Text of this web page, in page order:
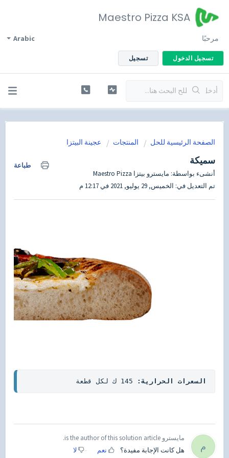
Maestro Pizza KSA
Arabic مرحبًا
تسجيل الدخول تسجيل
الصفحة الرئيسية للحل المنتجات عجينة البيتزا
سميكة طباعة
أنشىء بواسطة: مايسترو بيتزا Maestro Pizza
تم التعديل في: الخميس, 29 يوليو, 2021 في 12:17 م
السعرات الحرارية:
م
مايسترو is the author of this solution article.
هل كانت الإجابة مفيدة؟
نعم لا